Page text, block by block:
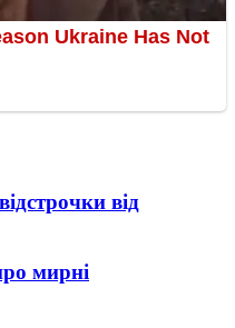
від
мирні